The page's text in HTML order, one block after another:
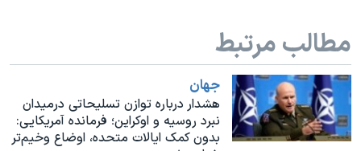
اعتراضات مردمی آبان ۹۸
اسرائیل در جنگ
نرگس محمدی برنده جایزه نوبل صلح
همایش محافظه‌کاران آمریکا «سی‌پک»
مطالب مرتبط
جهان
هشدار درباره توازن تسلیحاتی درمیدان
نبرد روسیه و اوکراین؛ فرمانده آمریکایی:
بدون کمک ایالات متحده، اوضاع وخیم‌تر